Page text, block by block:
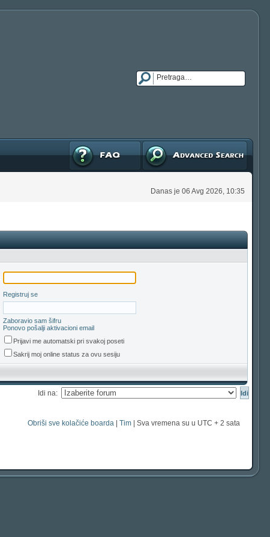
Napredna pretraga
FAQ
Danas je 06 Avg 2026, 10:35
Registruj se
Zaboravio sam šifru
Ponovo pošalji aktivacioni email
Prijavi me automatski pri svakoj poseti
Sakrij moj online status za ovu sesiju
Idi na:
Obriši sve kolačiće boarda Tim | Sva vremena su u UTC + 2 sata